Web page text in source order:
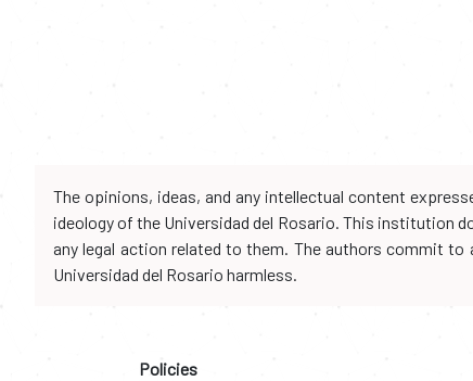
The opinions, ideas, and any intellectual content
ideology of the Universidad del Rosario. This institution
any legal action related to them. The authors commit
Universidad del Rosario harmless.
Policies